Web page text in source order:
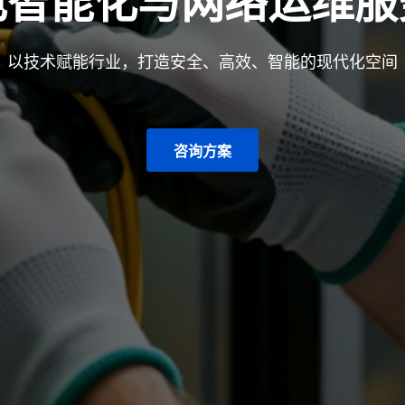
以技术赋能行业，打造安全、高效、智能的现代化空间
咨询方案